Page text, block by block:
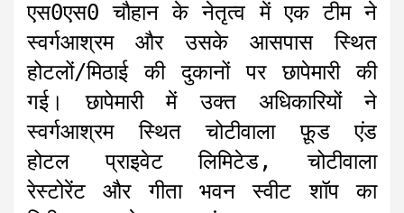
एस0एस0 चौहान के नेतृत्व में एक टीम ने
स्वर्गआश्रम और उसके आसपास स्थित
होटलों/मिठाई की दुकानों पर छापेमारी की
गई। छापेमारी में उक्त अधिकारियों ने
स्वर्गआश्रम स्थित चोटीवाला फ़ूड एंड
होटल प्राइवेट लिमिटेड, चोटीवाला
रेस्टोरेंट और गीता भवन स्वीट शॉप का